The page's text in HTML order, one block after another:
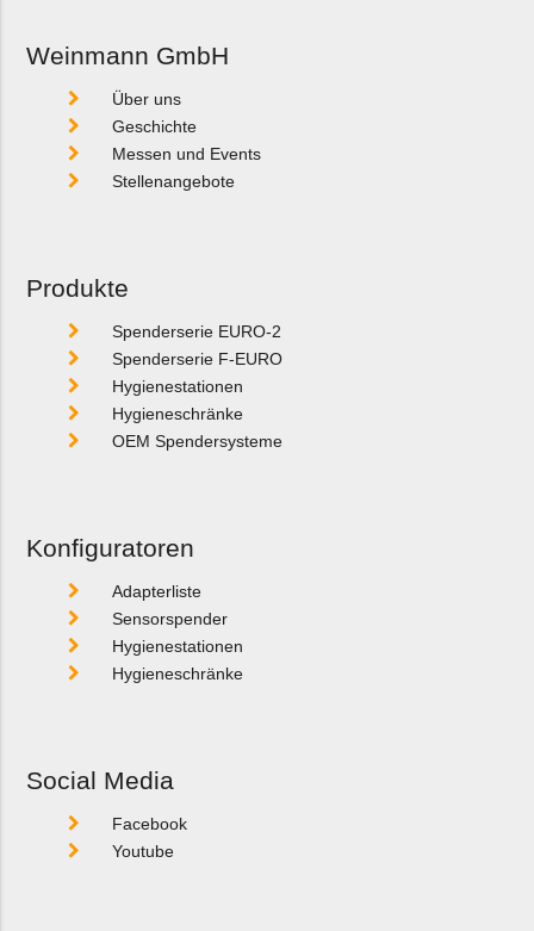
Weinmann GmbH
Über uns
Geschichte
Messen und Events
Stellenangebote
Produkte
Spenderserie EURO-2
Spenderserie F-EURO
Hygienestationen
Hygieneschränke
OEM Spendersysteme
Konfiguratoren
Adapterliste
Sensorspender
Hygienestationen
Hygieneschränke
Social Media
Facebook
Youtube